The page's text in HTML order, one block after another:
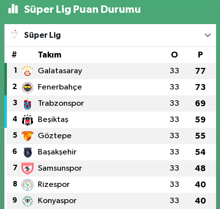
Süper Lig Puan Durumu
Süper Lig
# Takım O P
1 Galatasaray 33 77
2 Fenerbahçe 33 73
3 Trabzonspor 33 69
4 Beşiktaş 33 59
5 Göztepe 33 55
6 Başakşehir 33 54
7 Samsunspor 33 48
8 Rizespor 33 40
9 Konyaspor 33 40